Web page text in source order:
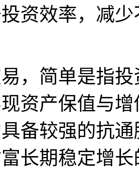
资效率，减
，简单是指
资产保值与
备较强的抗
长期稳定增